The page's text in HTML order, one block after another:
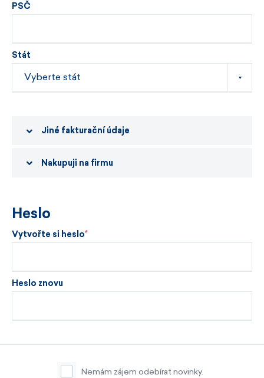
PSČ
Stát
Jiné fakturační údaje
Nakupuji na firmu
Heslo
Vytvořte si heslo
Heslo znovu
Nemám zájem odebírat novinky.